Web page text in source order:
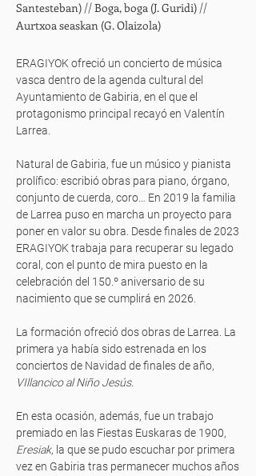
Santesteban) // Boga, boga (J. Guridi) //
Aurtxoa seaskan (G. Olaizola)
ERAGIYOK ofreció un concierto de música
vasca dentro de la agenda cultural del
Ayuntamiento de Gabiria, en el que el
protagonismo principal recayó en Valentín
Larrea.
Natural de Gabiria, fue un músico y pianista
prolífico: escribió obras para piano, órgano,
conjunto de cuerda, coro… En 2019 la familia
de Larrea puso en marcha un proyecto para
poner en valor su obra. Desde finales de 2023
ERAGIYOK trabaja para recuperar su legado
coral, con el punto de mira puesto en la
celebración del 150.º aniversario de su
nacimiento que se cumplirá en 2026.
La formación ofreció dos obras de Larrea. La
primera ya había sido estrenada en los
conciertos de Navidad de finales de año,
VIllancico al Niño Jesús.
En esta ocasión, además, fue un trabajo
premiado en las Fiestas Euskaras de 1900,
Eresiak, la que se pudo escuchar por primera
vez en Gabiria tras permanecer muchos años